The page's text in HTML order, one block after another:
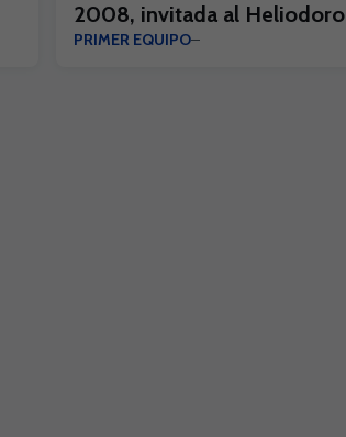
2008, invitada al Heliodoro
PRIMER EQUIPO